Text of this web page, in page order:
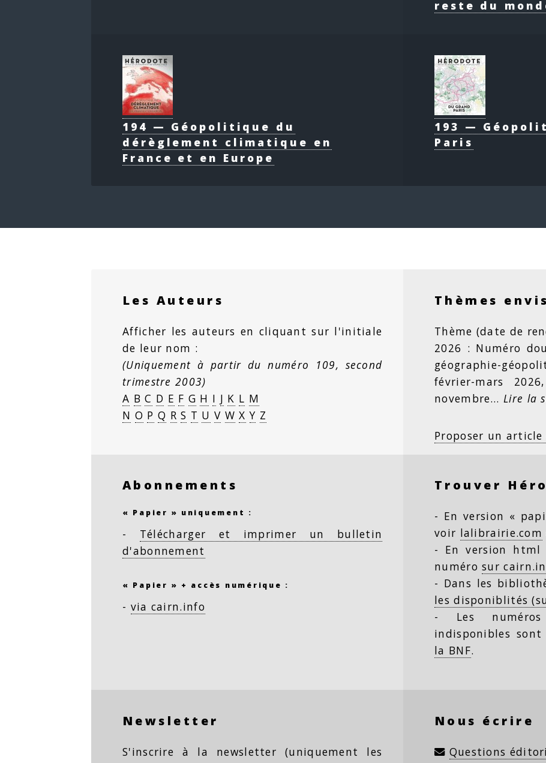
reste du
194 — Géopolitique du
dérèglement climatique en
France et en Europe
193 —
Paris
Les Auteurs
Afficher les auteurs en cliquant sur l'initiale
de leur nom :
(Uniquement à partir du numéro 109, second
trimestre 2003)
A B C D E F G H I J K L M
N O P Q R S T U V W X Y Z
Thèmes
Thème (date de
2026 : Numéro
géographie-
février-mars
novembre… Lire la
Proposer un
Abonnements
« Papier » uniquement :
- Télécharger et imprimer un bulletin
d'abonnement
« Papier » + accès numérique :
- via cairn.info
Trouver
- En version «
voir lalibrairie.com
- En version
numérosur
- Dans les
les disponiblités
- Les
indisponibles
la BNF.
Newsletter
S'inscrire à la newsletter (uniquement les
Nous écrire
Questions